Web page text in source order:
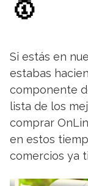
Si estás en
estabas
componente
lista de los
comprar
en estos
comercios ya